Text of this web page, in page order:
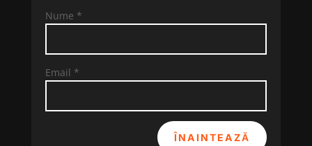
Nume *
Email *
ÎNAINTEAZĂ